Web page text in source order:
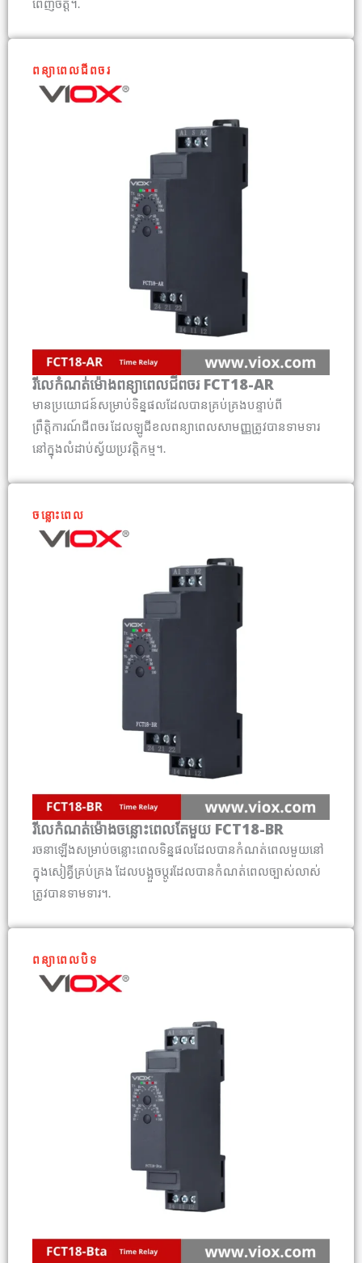
ពេញចិត្ត។.
ពន្យាពេលជីពចរ
រីលេកំណត់ម៉ោងពន្យាពេលជីពចរ FCT18-AR
មានប្រយោជន៍សម្រាប់ទិន្នផលដែលបានគ្រប់គ្រងបន្ទាប់ពី
ព្រឹត្តិការណ៍ជីពចរ ដែលឡូជីខលពន្យាពេលសាមញ្ញត្រូវបានទាមទារ
នៅក្នុងលំដាប់ស្វ័យប្រវត្តិកម្ម។.
ចន្លោះពេល
រីលេកំណត់ម៉ោងចន្លោះពេលតែមួយ FCT18-BR
រចនាឡើងសម្រាប់ចន្លោះពេលទិន្នផលដែលបានកំណត់ពេលមួយនៅ
ក្នុងសៀគ្វីគ្រប់គ្រង ដែលបង្អួចប្តូរដែលបានកំណត់ពេលច្បាស់លាស់
ត្រូវបានទាមទារ។.
ពន្យាពេលបិទ